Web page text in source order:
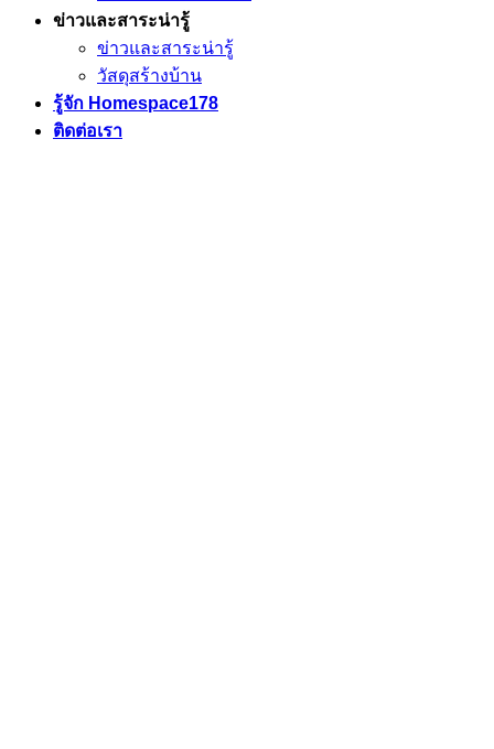
ข่าวและสาระน่ารู้
ข่าวและสาระน่ารู้
วัสดุสร้างบ้าน
รู้จัก Homespace178
ติดต่อเรา